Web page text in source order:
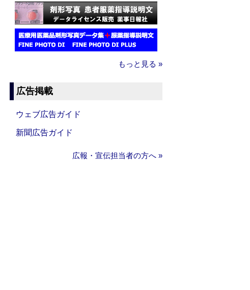
もっと見る »
広告掲載
ウェブ広告ガイド
新聞広告ガイド
広報・宣伝担当者の方へ »